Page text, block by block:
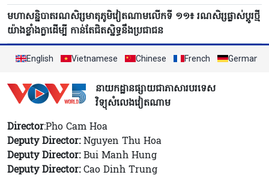
មហាសន្និបាតរណសិរ្សមាតុភូមិវៀតណាមលើកទី ១១៖ រណសិរ្សផ្លាស់ប្ដូរថ្មី
យ៉ាងខ្លាំងក្លាដើម្បី កាន់តែជិតស្និទ្ធនឹងប្រជាជន
English Vietnamese Chinese French German
នាយកដ្ឋានផ្សាយជាភាសារបរទេស
វិទ្យុសំលេងវៀតណាម
Director:Pho Cam Hoa
Deputy Director:Nguyen Thu Hoa
Deputy Director:Bui Manh Hung
Deputy Director:Cao Dinh Trung